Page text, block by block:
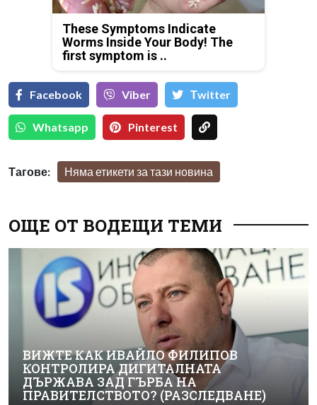
These Symptoms Indicate
Worms Inside Your Body! The
first symptom is ..
Facebook Viber Тwitter
Whatsapp Pinterest
Тагове: Няма етикети за тази новина
ОЩЕ ОТ ВОДЕЩИ ТЕМИ
ВИЖТЕ КАК ИВАЙЛО ФИЛИПОВ
КОНТРОЛИРА ДИГИТАЛНАТА
ДЪРЖАВА ЗАД ГЪРБА НА
ПРАВИТЕЛСТВОТО? (РАЗСЛЕДВАНЕ)